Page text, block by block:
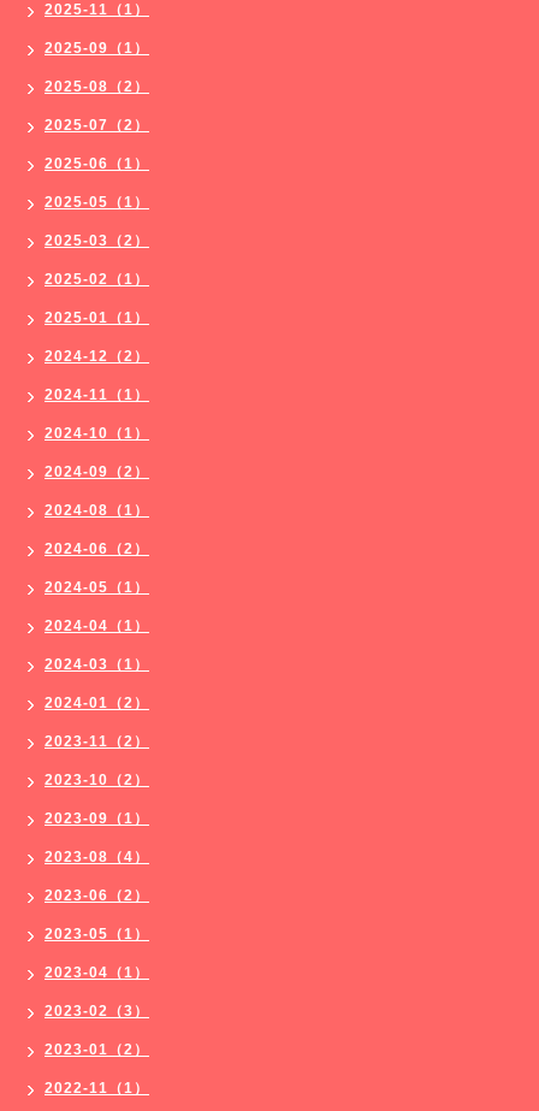
2025-11（1）
2025-09（1）
2025-08（2）
2025-07（2）
2025-06（1）
2025-05（1）
2025-03（2）
2025-02（1）
2025-01（1）
2024-12（2）
2024-11（1）
2024-10（1）
2024-09（2）
2024-08（1）
2024-06（2）
2024-05（1）
2024-04（1）
2024-03（1）
2024-01（2）
2023-11（2）
2023-10（2）
2023-09（1）
2023-08（4）
2023-06（2）
2023-05（1）
2023-04（1）
2023-02（3）
2023-01（2）
2022-11（1）